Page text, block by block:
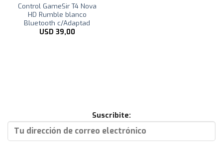
Control GameSir T4 Nova
HD Rumble blanco
Bluetooth c/Adaptad
USD 39,00
Suscribite: